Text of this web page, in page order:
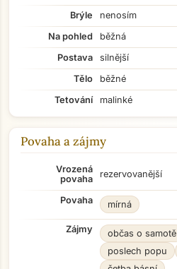
Brýle
nenosím
Na pohled
běžná
Postava
silnější
Tělo
běžné
Tetování
malinké
Povaha a zájmy
Vrozená
povaha
rezervovanější
Povaha mírná
Zájmy občas o samotě
poslech popu